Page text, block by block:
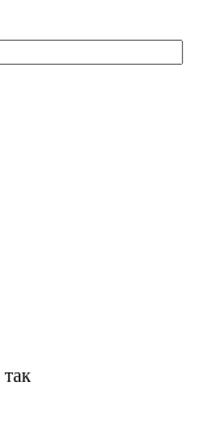
так